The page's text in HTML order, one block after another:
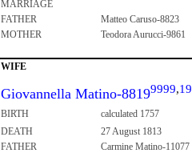
MARRIAGE
FATHER
Matteo Caruso-8823
MOTHER
Teodora Aurucci-9861
WIFE
Giovannella Matino-88199999,
BIRTH calculated 1757
DEATH 27 August 1813
FATHER
Carmine Matino-11077